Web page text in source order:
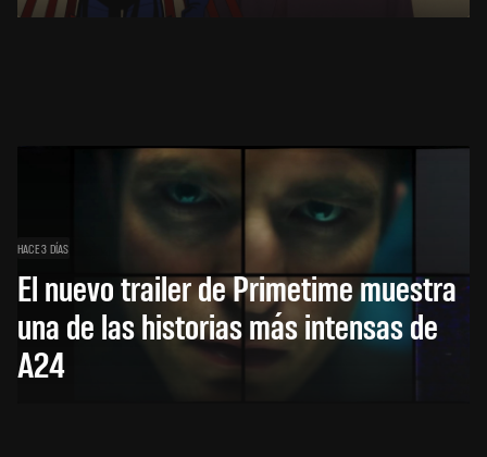
HACE 3 DÍAS
El nuevo trailer de Primetime muestra
una de las historias más intensas de
A24